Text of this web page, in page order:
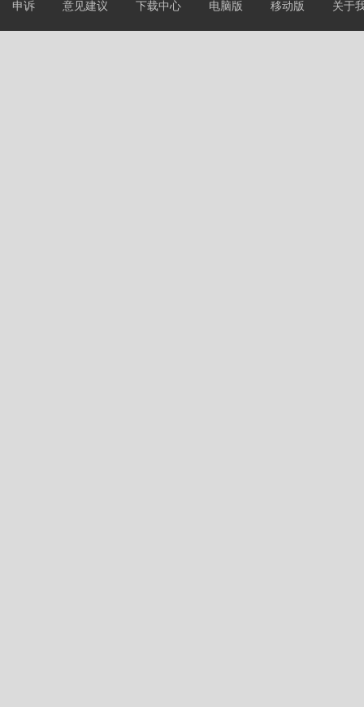
申诉 意见建议 下载中心 电脑版 移动版 关于